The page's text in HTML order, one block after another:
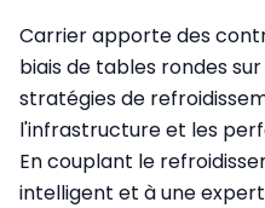
Carrier apporte des
biais de tables rondes
stratégies de
l'infrastructure et les
En couplant le
intelligent et à une